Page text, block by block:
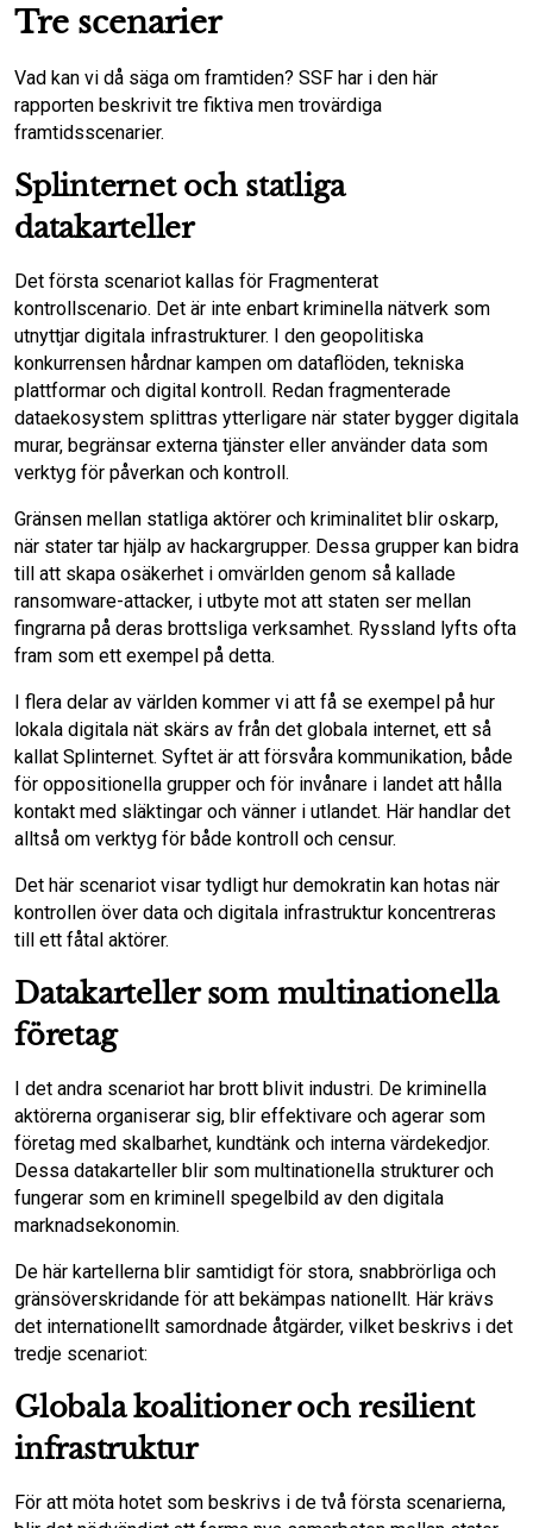
Tre scenarier
Vad kan vi då säga om framtiden? SSF har i den här
rapporten beskrivit tre fiktiva men trovärdiga
framtidsscenarier.
Splinternet och statliga
datakarteller
Det första scenariot kallas för Fragmenterat
kontrollscenario. Det är inte enbart kriminella nätverk som
utnyttjar digitala infrastrukturer. I den geopolitiska
konkurrensen hårdnar kampen om dataflöden, tekniska
plattformar och digital kontroll. Redan fragmenterade
dataekosystem splittras ytterligare när stater bygger digitala
murar, begränsar externa tjänster eller använder data som
verktyg för påverkan och kontroll.
Gränsen mellan statliga aktörer och kriminalitet blir oskarp,
när stater tar hjälp av hackargrupper. Dessa grupper kan bidra
till att skapa osäkerhet i omvärlden genom så kallade
ransomware-attacker, i utbyte mot att staten ser mellan
fingrarna på deras brottsliga verksamhet. Ryssland lyfts ofta
fram som ett exempel på detta.
I flera delar av världen kommer vi att få se exempel på hur
lokala digitala nät skärs av från det globala internet, ett så
kallat Splinternet. Syftet är att försvåra kommunikation, både
för oppositionella grupper och för invånare i landet att hålla
kontakt med släktingar och vänner i utlandet. Här handlar det
alltså om verktyg för både kontroll och censur.
Det här scenariot visar tydligt hur demokratin kan hotas när
kontrollen över data och digitala infrastruktur koncentreras
till ett fåtal aktörer.
Datakarteller som multinationella
företag
I det andra scenariot har brott blivit industri. De kriminella
aktörerna organiserar sig, blir effektivare och agerar som
företag med skalbarhet, kundtänk och interna värdekedjor.
Dessa datakarteller blir som multinationella strukturer och
fungerar som en kriminell spegelbild av den digitala
marknadsekonomin.
De här kartellerna blir samtidigt för stora, snabbrörliga och
gränsöverskridande för att bekämpas nationellt. Här krävs
det internationellt samordnade åtgärder, vilket beskrivs i det
tredje scenariot:
Globala koalitioner och resilient
infrastruktur
För att möta hotet som beskrivs i de två första scenarierna,